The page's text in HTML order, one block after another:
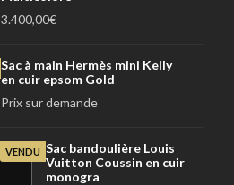
3.400,00€
Sac à main Hermès mini Kelly
en cuir epsom Gold
Prix sur demande
VENDU Sac bandoulière Louis
Vuitton Coussin en cuir
monogra